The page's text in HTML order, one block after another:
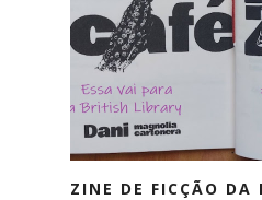
ZINE DE FICÇÃO DA